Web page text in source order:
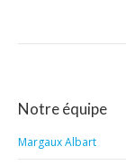
Notre équipe
Margaux Albart